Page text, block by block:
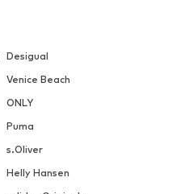
Desigual
Venice Beach
ONLY
Puma
s.Oliver
Helly Hansen